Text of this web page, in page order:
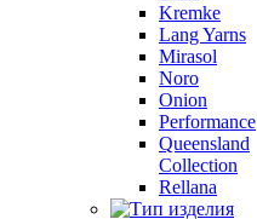
Kremke
Lang Yarns
Mirasol
Noro
Onion
Performance
Queensland
Collection
Rellana